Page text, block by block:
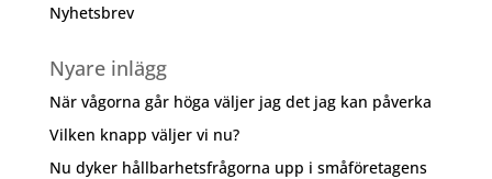
Nyhetsbrev
Nyare inlägg
När vågorna går höga väljer jag det jag kan påverka
Vilken knapp väljer vi nu?
Nu dyker hållbarhetsfrågorna upp i småföretagens